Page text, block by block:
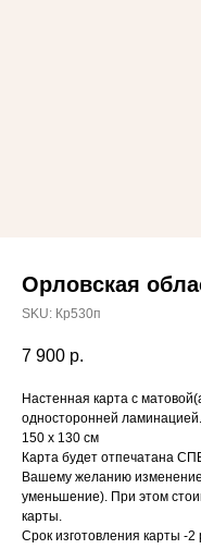
Орловская
SKU: Кр530п
7 900 р.
Настенная карта с
односторонней
150 х 130 см
Карта будет отпечатана
Вашему желанию
уменьшение). При этом
карты.
Срок изготовления карты -2